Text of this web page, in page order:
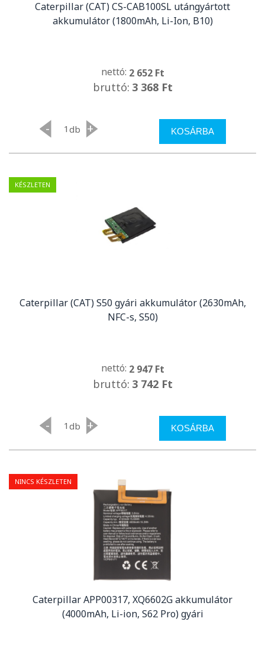
Caterpillar (CAT) CS-CAB100SL utángyártott
akkumulátor (1800mAh, Li-Ion, B10)
nettó: 2 652 Ft
bruttó: 3 368 Ft
- db + KOSÁRBA
KÉSZLETEN
Caterpillar (CAT) S50 gyári akkumulátor (2630mAh,
NFC-s, S50)
nettó: 2 947 Ft
bruttó: 3 742 Ft
- db + KOSÁRBA
NINCS KÉSZLETEN
Caterpillar APP00317, XQ6602G akkumulátor
(4000mAh, Li-ion, S62 Pro) gyári